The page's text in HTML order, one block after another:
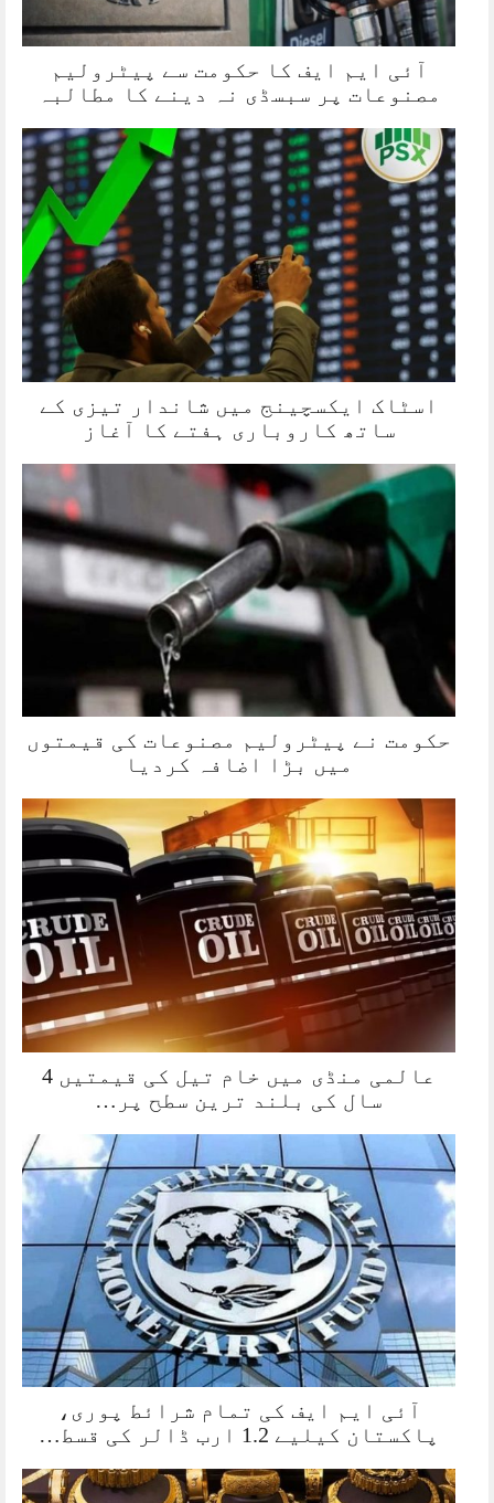
آئی ایم ایف کا حکومت سے پیٹرولیم
مصنوعات پر سبسڈی نہ دینے کا مطالبہ
اسٹاک ایکسچینج میں شاندار تیزی کے
ساتھ کاروباری ہفتے کا آغاز
حکومت نے پیٹرولیم مصنوعات کی قیمتوں
میں بڑا اضافہ کردیا
عالمی منڈی میں خام تیل کی قیمتیں 4
سال کی بلند ترین سطح پر…
آئی ایم ایف کی تمام شرائط پوری،
پاکستان کیلیے 1.2 ارب ڈالر کی قسط…